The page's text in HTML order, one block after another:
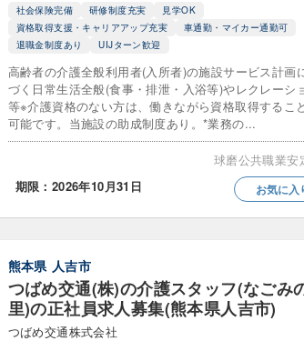
就労継続支援B型 放課後等デイサー
相談支援 自立訓練（機能訓練・生活
支援 障害児相談支援 障害者グルー
テイ 障害者支援施設 障害者訪問
タル・販売
福祉法人
社会保険完備 研修制度充実
見学OK
資格取得支援・キャリアアップ充実
車通勤・マイカー通勤可
退職金制度あり
UIJターン歓迎
高齢者の介護全般利用者(入所者)の施設サービス計画
づく日常生活全般(食事・排泄・入浴等)やレクレーシ
等※介護資格のない方は、働きながら資格取得するこ
可能です。当施設の助成制度あり。*業務の...
球磨公共職業安
期限：2026年10月31日
お気に入
熊本県 人吉市
つばめ交通(株)の介護スタッフ(なごみ
里)の正社員求人募集(熊本県人吉市)
つばめ交通株式会社